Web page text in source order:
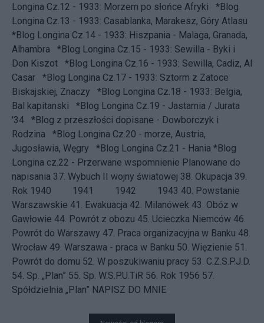
Longina Cz.12 - 1933: Morzem po słońce Afryki
*Blog
Longina Cz.13 - 1933: Casablanka, Marakesz, Góry Atlasu
*Blog Longina Cz.14 - 1933: Hiszpania - Malaga, Granada,
Alhambra
*Blog Longina Cz.15 - 1933: Sewilla - Byki i
Don Kiszot
*Blog Longina Cz.16 - 1933: Sewilla, Cadiz, Al
Casar
*Blog Longina Cz.17 - 1933: Sztorm z Zatoce
Biskajskiej, Znaczy
*Blog Longina Cz.18 - 1933: Belgia,
Bal kapitanski
*Blog Longina Cz.19 - Jastarnia / Jurata
'34
*Blog z przeszłości dopisane - Dowborczyk i
Rodzina
*Blog Longina Cz.20 - morze, Austria,
Jugosławia, Węgry
*Blog Longina Cz.21 - Hania *Blog
Longina cz.22 - Przerwane wspomnienie Planowane do
napisania 37. Wybuch II wojny światowej 38. Okupacja 39.
Rok 1940 1941 1942 1943 40. Powstanie
Warszawskie 41. Ewakuacja 42. Milanówek 43. Obóz w
Gawłowie 44. Powrót z obozu 45. Ucieczka Niemców 46.
Powrót do Warszawy 47. Praca organizacyjna w Banku 48.
Wrocław 49. Warszawa - praca w Banku 50. Więzienie 51.
Powrót do domu 52. W poszukiwaniu pracy 53. C.Z.S.P.J.D.
54. Sp. „Plan” 55. Sp. W.S.P.U.TiR 56. Rok 1956 57.
Spółdzielnia „Plan” NAPISZ DO MNIE